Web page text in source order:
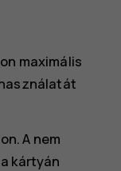
maximális
A nem
kártyán